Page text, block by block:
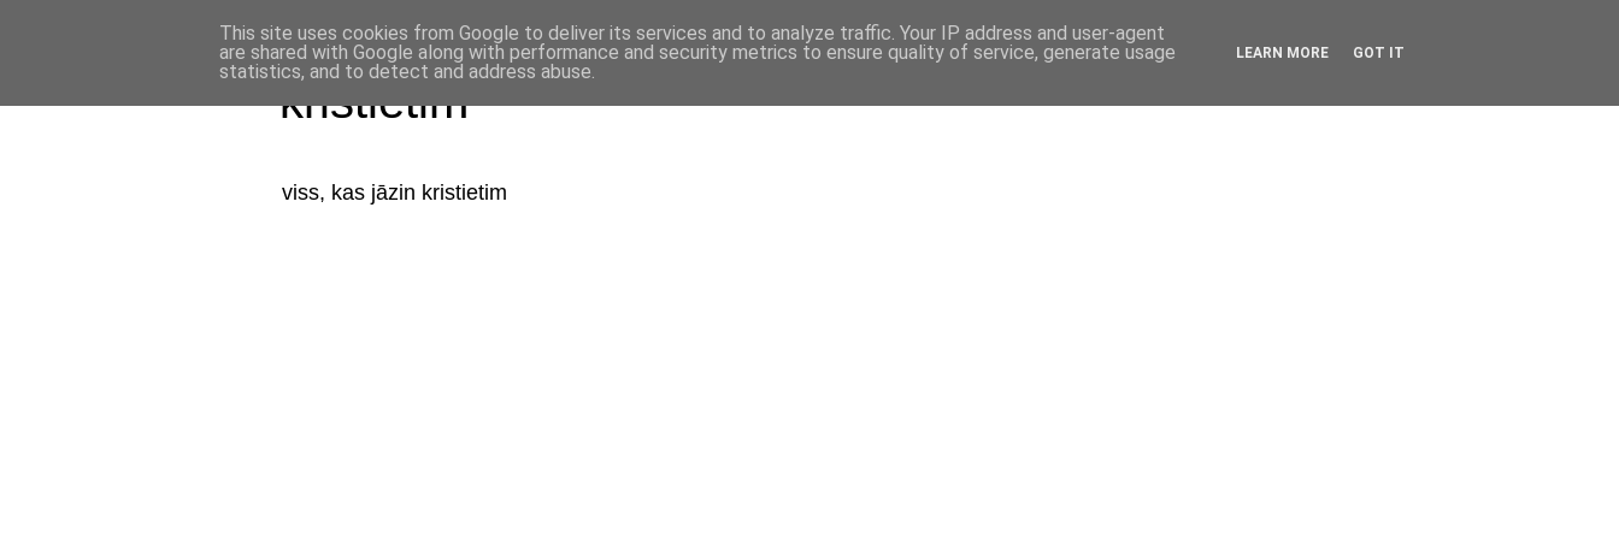
kristietim
viss, kas jāzin kristietim
This site uses cookies from Google to deliver its services and to analyze traffic. Your IP address and user-agent
are shared with Google along with performance and security metrics to ensure quality of service, generate usage
statistics, and to detect and address abuse.
LEARN MORE GOT IT